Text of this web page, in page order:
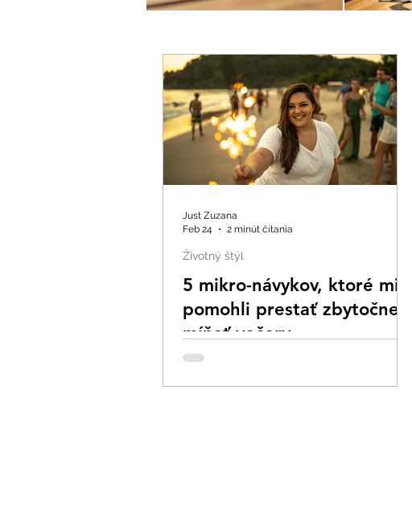
5 mikro-návykov, ktoré mi
pomohli prestať zbytočne
míňať večery
Životný štýl
Just Zuzana
Feb 24
2 minút čítania